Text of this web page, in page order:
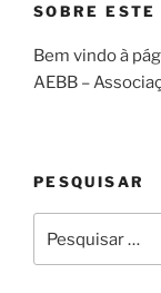
SOBRE ESTE
Bem vindo à
AEBB –
PESQUISAR
por: